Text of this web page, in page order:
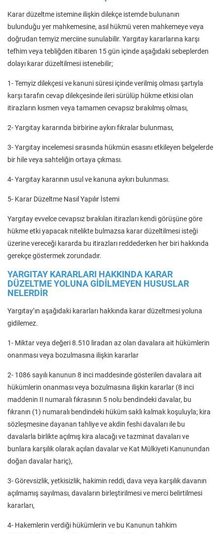
Karar düzeltme istemine ilişkin dilekçe istemde bulunanın
bulunduğu yer mahkemesine, asıl hükmü veren mahkemeye veya
doğrudan temyiz merciine sunulabilir. Yargıtay kararlarına karşı
tefhim veya tebliğden itibaren 15 gün içinde aşağıdaki sebeplerden
dolayı karar düzeltilmesi istenebilir;
1- Temyiz dilekçesi ve kanuni süresi içinde verilmiş olması şartıyla
karşı tarafın cevap dilekçesinde ileri sürülüp hükme etkisi olan
itirazların kısmen veya tamamen cevapsız bırakılmış olması,
2- Yargıtay kararında birbirine aykırı fıkralar bulunması,
3- Yargıtay incelemesi sırasında hükmün esasını etkileyen belgelerde
bir hile veya sahteliğin ortaya çıkması.
4- Yargıtay kararının usul ve kanuna aykırı bulunması.
5- Karar Düzeltme Nasıl Yapılır İstemi
Yargıtay evvelce cevapsız bırakılan itirazları kendi görüşüne göre
hükme etki yapacak nitelikte bulmazsa karar düzeltilmesi isteği
üzerine vereceği kararda bu itirazları reddederken her biri hakkında
gerekçe göstermek zorundadır.
YARGITAY KARARLARI HAKKINDA KARAR
DÜZELTME YOLUNA GİDİLMEYEN HUSUSLAR
NELERDİR
Yargıtay’ın aşağıdaki kararları hakkında karar düzeltmesi yoluna
gidilemez.
1- Miktar veya değeri 8.510 liradan az olan davalara ait hükümlerin
onanması veya bozulmasına ilişkin kararlar
2- 1086 sayılı kanunun 8 inci maddesinde gösterilen davalara ait
hükümlerin onanması veya bozulmasına ilişkin kararlar (8 inci
maddenin II numaralı fıkrasının 5 nolu bendindeki davalar, bu
fıkranın (1) numaralı bendindeki hüküm saklı kalmak koşuluyla; kira
sözleşmesine dayanan tahliye ve akdin feshi davaları ile bu
davalarla birlikte açılmış kira alacağı ve tazminat davaları ve
bunlara karşılık olarak açılan davalar ve Kat Mülkiyeti Kanunundan
doğan davalar hariç),
3- Görevsizlik, yetkisizlik, hakimin reddi, dava veya karşılık davanın
açılmamış sayılması, davaların birleştirilmesi ve merci belirtilmesi
kararları,
4- Hakemlerin verdiği hükümlerin ve bu Kanunun tahkim